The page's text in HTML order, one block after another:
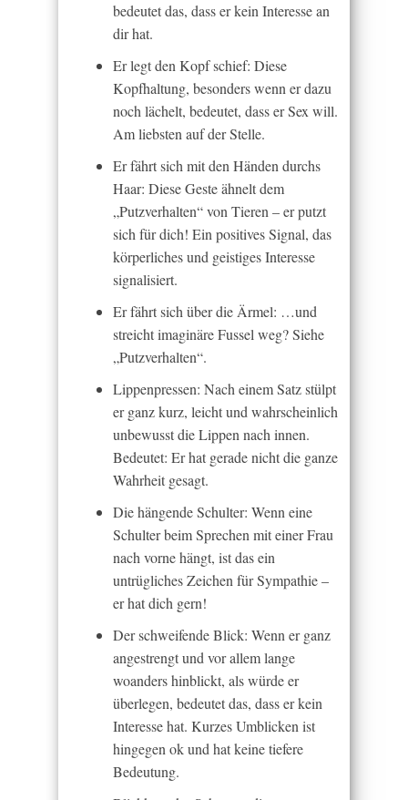
bedeutet das, dass er kein Interesse an
dir hat.
Er legt den Kopf schief: Diese
Kopfhaltung, besonders wenn er dazu
noch lächelt, bedeutet, dass er Sex will.
Am liebsten auf der Stelle.
Er fährt sich mit den Händen durchs
Haar: Diese Geste ähnelt dem
„Putzverhalten“ von Tieren – er putzt
sich für dich! Ein positives Signal, das
körperliches und geistiges Interesse
signalisiert.
Er fährt sich über die Ärmel: …und
streicht imaginäre Fussel weg? Siehe
„Putzverhalten“.
Lippenpressen: Nach einem Satz stülpt
er ganz kurz, leicht und wahrscheinlich
unbewusst die Lippen nach innen.
Bedeutet: Er hat gerade nicht die ganze
Wahrheit gesagt.
Die hängende Schulter: Wenn eine
Schulter beim Sprechen mit einer Frau
nach vorne hängt, ist das ein
untrügliches Zeichen für Sympathie –
er hat dich gern!
Der schweifende Blick: Wenn er ganz
angestrengt und vor allem lange
woanders hinblickt, als würde er
überlegen, bedeutet das, dass er kein
Interesse hat. Kurzes Umblicken ist
hingegen ok und hat keine tiefere
Bedeutung.